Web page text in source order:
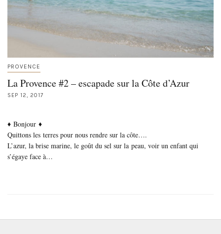
PROVENCE
La Provence #2 – escapade sur la Côte d’Azur
SEP 12, 2017
♦ Bonjour ♦
Quittons les terres pour nous rendre sur la côte….
L’azur, la brise marine, le goût du sel sur la peau, voir un enfant qui
s’égaye face à…